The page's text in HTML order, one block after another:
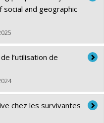
and geographic
l’utilisation de
chez les survivantes